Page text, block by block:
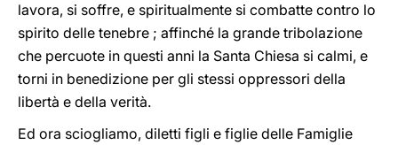
lavora, si soffre, e spiritualmente si combatte contro lo
spirito delle tenebre ; affinché la grande tribolazione
che percuote in questi anni la Santa Chiesa si calmi, e
torni in benedizione per gli stessi oppressori della
libertà e della verità.
Ed ora sciogliamo, diletti figli e figlie delle Famiglie